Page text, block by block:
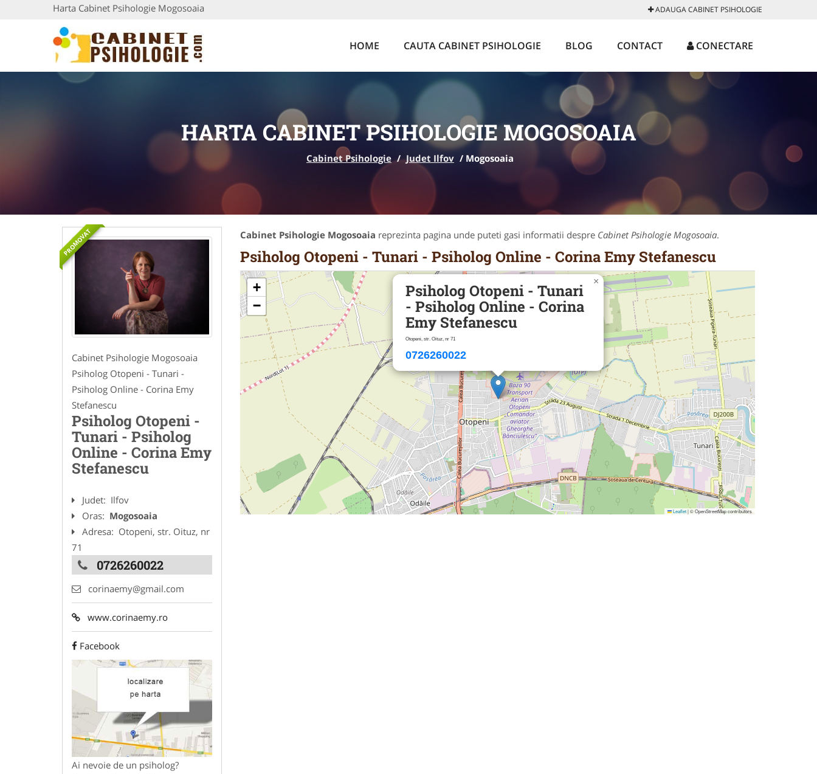
Harta Cabinet Psihologie Mogosoaia ADAUGA CABINET PSIHOLOGIE
HOME CAUTA CABINET PSIHOLOGIE BLOG CONTACT CONECTARE
HARTA CABINET PSIHOLOGIE MOGOSOAIA
Cabinet Psihologie / Judet Ilfov / Mogosoaia
PROMOVAT
Cabinet Psihologie Mogosoaia
Psiholog Otopeni - Tunari -
Psiholog Online - Corina Emy
Stefanescu
Psiholog Otopeni -
Tunari - Psiholog
Online - Corina Emy
Stefanescu
Judet: Ilfov
Oras: Mogosoaia
Adresa: Otopeni, str. Oituz, nr
71
0726260022
corinaemy@gmail.com
www.corinaemy.ro
Facebook
Ai nevoie de un psiholog?
Cabinet Psihologie Mogosoaia reprezinta pagina unde puteti gasi informatii despre Cabinet Psihologie Mogosoaia.
Psiholog Otopeni - Tunari - Psiholog Online - Corina Emy Stefanescu
Psiholog Otopeni - Tunari
- Psiholog Online - Corina
Emy Stefanescu
Otopeni, str. Oituz, nr 71
0726260022
×
+
−
Leaflet|© OpenStreetMap contributors